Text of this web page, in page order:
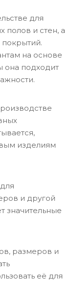
для
полов и стен, а
на основе
подходит
изделиям
и другой
значительные
размеров и
её для